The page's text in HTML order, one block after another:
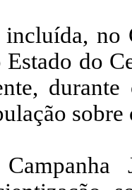
incluída, no
do